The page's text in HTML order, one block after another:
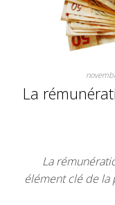
La
La
élément clé de la